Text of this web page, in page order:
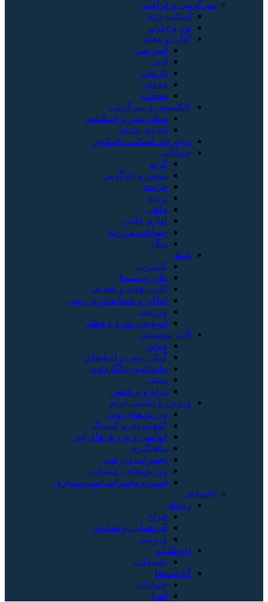
سرگرمی و فراغت
اسباب‌ بازی
تور و چارتر
کتاب و مجله
آموزشی
ادبی
تاریخی
مذهبی
مجلات
کلکسیون و سرگرمی
سکه، تمبر و اسکناس
اشیای عتیقه
دوچرخه، اسکیت، اسکوتر
حیوانات
گربه
موش و خرگوش
خزنده
پرنده
ماهی
لوازم جانبی
حیوانات مزرعه
سگ
بلیط
کنسرت
تئاتر و سینما
کارت هدیه و تخفیف
اماکن و مسابقات ورزشی
ورزشی
اتوبوس، مترو و قطار
آلات موسیقی
ویولن
گیتار، بیس و امپلیفایر
پیانو/کیبورد/آکاردئون
سنتی
درام و پرکاشن
ورزش و تناسب اندام
ورزش‌های توپی
کوهنوردی و کمپینگ
غواصی و ورزش‌های آبی
ماهیگیری
تجهیزات ورزشی
ورزش‌های زمستانی
اسب و تجهیزات اسب سواری
اجتماعی
رویداد
حراج
گردهمایی و همایش
ورزشی
داوطلبانه
تحقیقاتی
گم‌شده‌ها
حیوانات
اشیا